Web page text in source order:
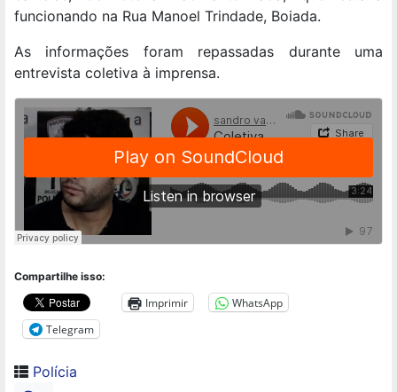
funcionando na Rua Manoel Trindade, Boiada.
As informações foram repassadas durante uma
entrevista coletiva à imprensa.
Compartilhe isso:
Imprimir
WhatsApp
Telegram
Polícia